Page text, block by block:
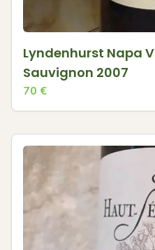
Lyndenhurst Napa
Sauvignon 2007
70 €